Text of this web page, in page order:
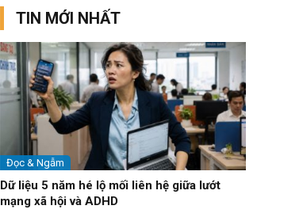
TIN MỚI NHẤT
Đọc & Ngẫm
Dữ liệu 5 năm hé lộ mối liên hệ giữa lướt
mạng xã hội và ADHD